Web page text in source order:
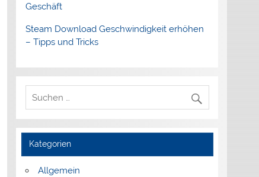
Geschäft
Steam Download Geschwindigkeit erhöhen
– Tipps und Tricks
Kategorien
Allgemein